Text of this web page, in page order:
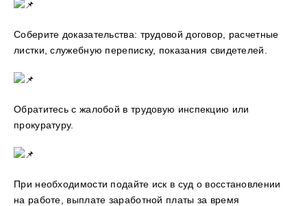
Соберите доказательства: трудовой договор, расчетные
листки, служебную переписку, показания свидетелей.
Обратитесь с жалобой в трудовую инспекцию или
прокуратуру.
При необходимости подайте иск в суд о восстановлении
на работе, выплате заработной платы за время